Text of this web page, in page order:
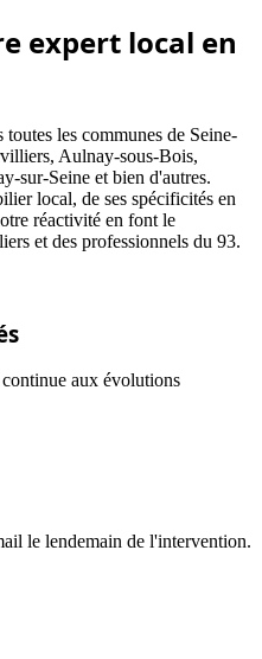
expert local en
les communes de Seine-
Aulnay-sous-Bois,
sur-Seine et bien d'autres.
local, de ses spécificités en
réactivité en font le
et des professionnels du 93.
aux évolutions
le lendemain de l'intervention.